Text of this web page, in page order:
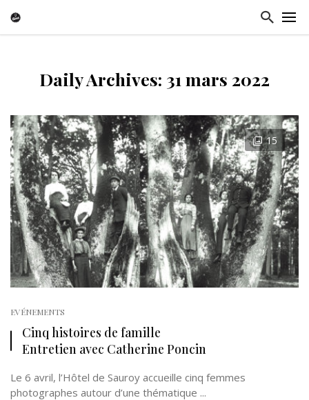
Daily Archives: 31 mars 2022
15
EVÉNEMENTS
Cinq histoires de famille
Entretien avec Catherine Poncin
Le 6 avril, l’Hôtel de Sauroy accueille cinq femmes
photographes autour d’une thématique ...